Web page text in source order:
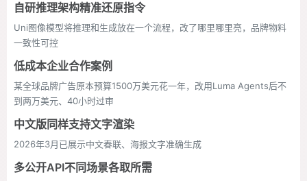
自研推理架构精准还原指令
Uni图像模型将推理和生成放在一个流程，改了哪里哪里亮，品牌物料
一致性可控
低成本企业合作案例
某全球品牌广告原本预算1500万美元花一年，改用Luma Agents后不
到两万美元、40小时过审
中文版同样支持文字渲染
2026年3月已展示中文春联、海报文字准确生成
多公开API不同场景各取所需